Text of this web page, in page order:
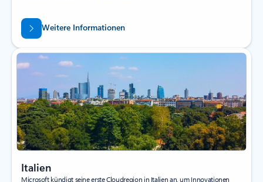
Weitere Informationen
Italien
Microsoft kündigt seine erste Cloudregion in Italien an, um Innovationen